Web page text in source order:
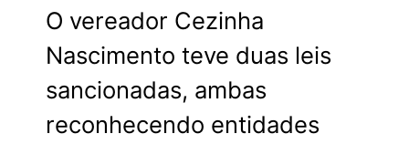
O vereador Cezinha
Nascimento teve duas leis
sancionadas, ambas
reconhecendo entidades